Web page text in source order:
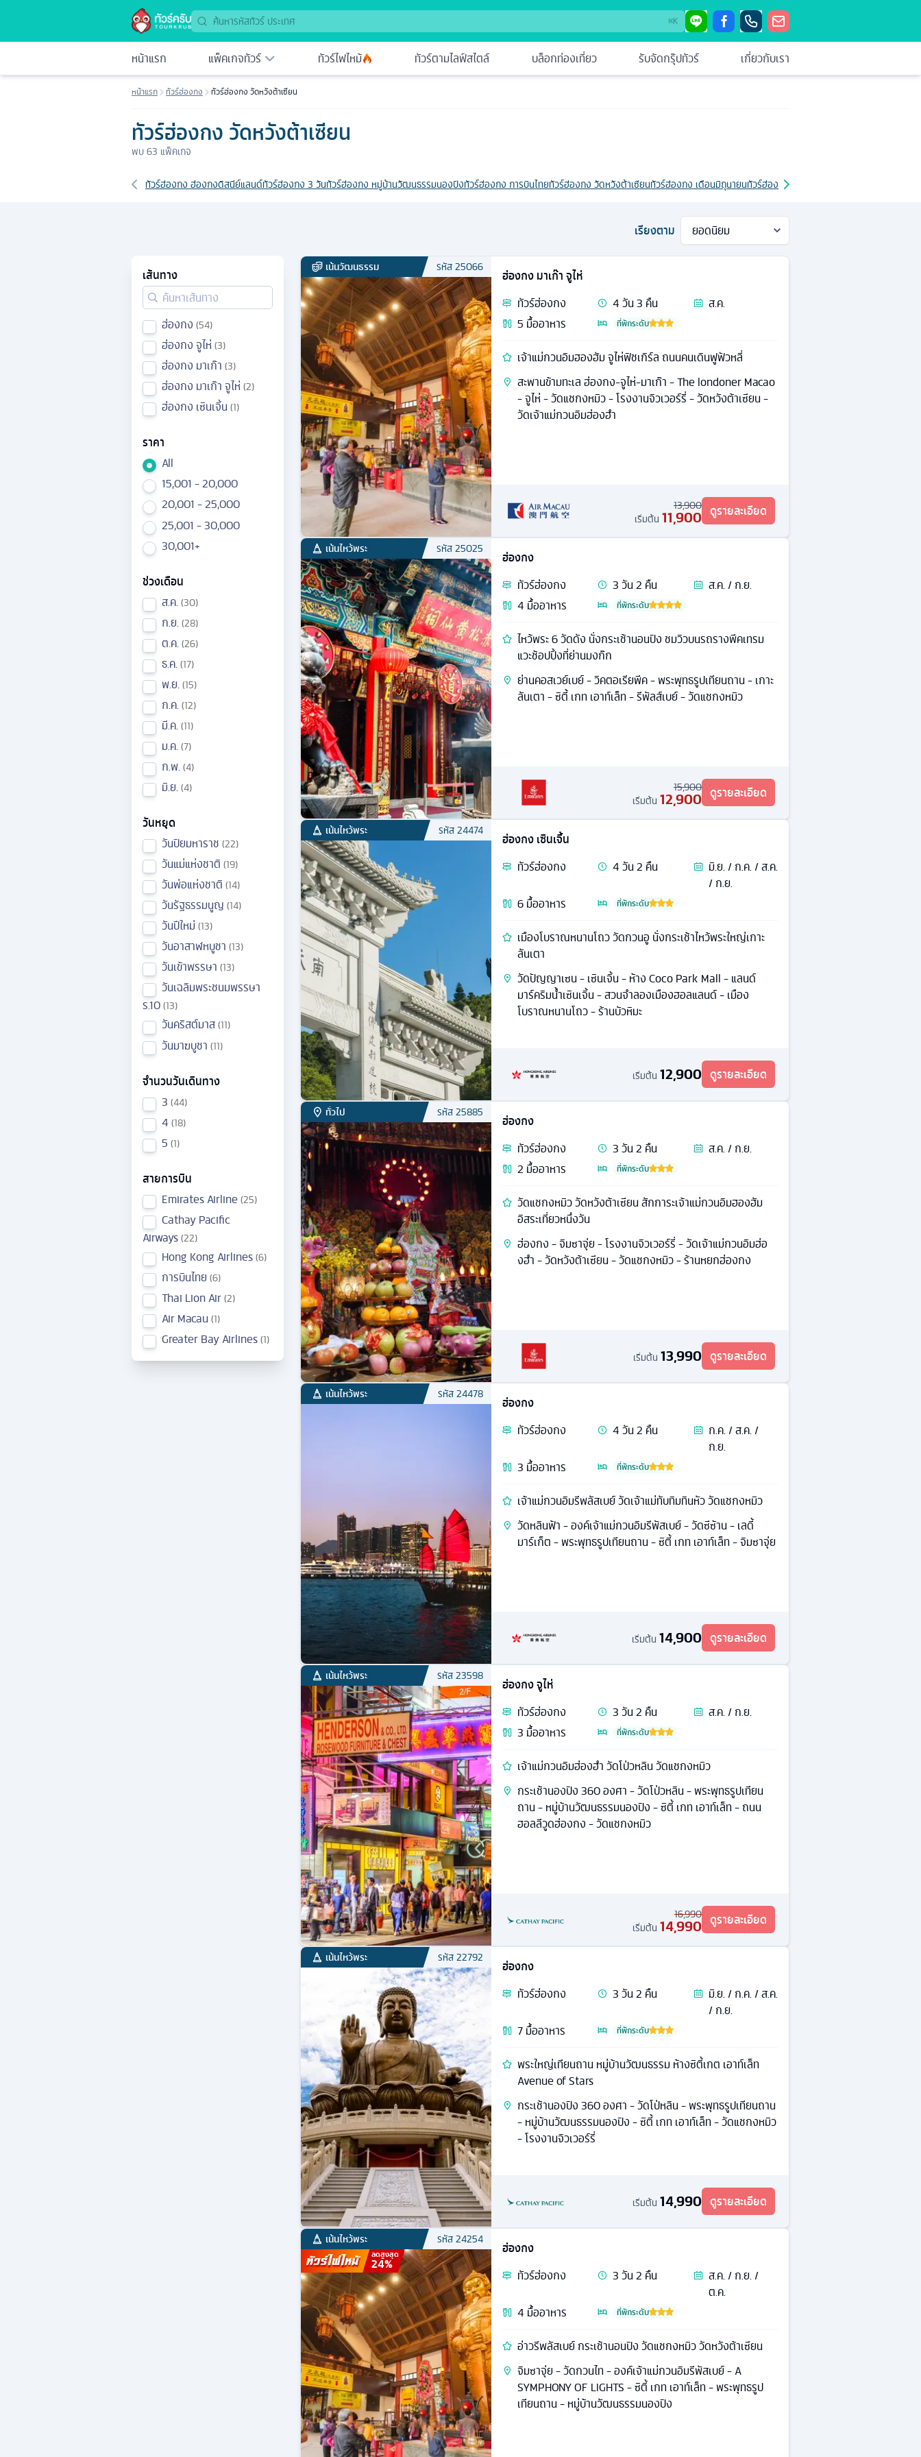
⌘K
หน้าแรก แพ็คเกจทัวร์ ทัวร์ไฟไหม้ ทัวร์ตามไลฟ์สไตล์ บล็อกท่องเที่ยว รับจัดกรุ๊ปทัวร์ เกี่ยวกับเรา
หน้าแรก ทัวร์ฮ่องกง ทัวร์ฮ่องกง วัดหวังต้าเซียน
ทัวร์ฮ่องกง วัดหวังต้าเซียน
พบ63 แพ็คเกจ
เส้นทางที่เกี่ยวข้อง
ทัวร์ฮ่องกง ฮ่องกงดิสนีย์แลนด์ทัวร์ฮ่องกง 3 วันทัวร์ฮ่องกง หมู่บ้านวัฒนธรรมนองปิงทัวร์ฮ่องกง การบินไทยทัวร์ฮ่องกง วัดหวังต้าเซียนทัวร์ฮ่องกง เดือนมิถุนายนทัวร์ฮ่องกง เดือนพฤษภาคม
เรียงตาม
เส้นทาง
ฮ่องกง 54
ฮ่องกง จูไห่ 3
ฮ่องกง มาเก๊า 3
ฮ่องกง มาเก๊า จูไห่ 2
ฮ่องกง เซินเจิ้น 1
ราคา
All
15,001 - 20,000
20,001 - 25,000
25,001 - 30,000
30,001+
ช่วงเดือน
ส.ค. 30
ก.ย. 28
ต.ค. 26
ธ.ค. 17
พ.ย. 15
ก.ค. 12
มี.ค. 11
ม.ค. 7
ก.พ. 4
มิ.ย. 4
วันหยุด
วันปิยมหาราช 22
วันแม่แห่งชาติ 19
วันพ่อแห่งชาติ 14
วันรัฐธรรมนูญ 14
วันปีใหม่ 13
วันอาสาฬหบูชา 13
วันเข้าพรรษา 13
วันเฉลิมพระชนมพรรษา
ร.10 13
วันคริสต์มาส 11
วันมาฆบูชา 11
จำนวนวันเดินทาง
3 44
4 18
5 1
สายการบิน
Emirates Airline 25
Cathay Pacific
Airways 22
Hong Kong Airlines 6
การบินไทย 6
Thai Lion Air 2
Air Macau 1
Greater Bay Airlines 1
เน้นวัฒนธรรม รหัส25066
ฮ่องกง มาเก๊า จูไห่
ทัวร์ฮ่องกง 4วัน3 คืน
ส.ค.
5 มื้ออาหาร ที่พักระดับ
เจ้าแม่กวนอิมฮองฮัม จูไห่ฟิชเกิร์ล ถนนคนเดินฟูฟัวหลี่
สะพานข้ามทะเล ฮ่องกง-จูไห่-มาเก๊า - The londoner Macao
- จูไห่ - วัดแชกงหมิว - โรงงานจิวเวอร์รี่ - วัดหวังต้าเซียน -
วัดเจ้าแม่กวนอิมฮ่องฮำ
13,900
เริ่มต้น 11,900 ดูรายละเอียด
เน้นไหว้พระ รหัส25025
ฮ่องกง
ทัวร์ฮ่องกง 3วัน2 คืน
ส.ค. / ก.ย.
4 มื้ออาหาร ที่พักระดับ
ไหว้พระ 6 วัดดัง นั่งกระเช้านอนปิง ชมวิวบนรถรางพีคเทรม
แวะช้อปปิ้งที่ย่านมงก๊ก
ย่านคอสเวย์เบย์ - วิคตอเรียพีค - พระพุทธรูปเทียนถาน - เกาะ
ลันเตา - ซิตี้ เกท เอาท์เล็ท - รีพัลส์เบย์ - วัดแชกงหมิว
15,900
เริ่มต้น 12,900 ดูรายละเอียด
เน้นไหว้พระ รหัส24474
ฮ่องกง เซินเจิ้น
ทัวร์ฮ่องกง 4วัน2 คืน
มิ.ย. / ก.ค. / ส.ค.
/ ก.ย.
6มื้ออาหาร ที่พักระดับ
เมืองโบราณหนานโถว วัดกวนอู นั่งกระเช้าไหว้พระใหญ่เกาะ
ลันเตา
วัดปัญญาเซน - เซินเจิ้น - ห้าง Coco Park Mall - แลนด์
มาร์คริมน้ำเซินเจิ้น - สวนจำลองเมืองฮอลแลนด์ - เมือง
โบราณหนานโถว - ร้านบัวหิมะ
เริ่มต้น 12,900 ดูรายละเอียด
ทั่วไป รหัส25885
ฮ่องกง
ทัวร์ฮ่องกง 3วัน2 คืน
ส.ค. / ก.ย.
2 มื้ออาหาร ที่พักระดับ
วัดแชกงหมิว วัดหวังต้าเซียน สักการะเจ้าแม่กวนอิมฮองฮัม
อิสระเที่ยวหนึ่งวัน
ฮ่องกง - จิมซาจุ่ย - โรงงานจิวเวอร์รี่ - วัดเจ้าแม่กวนอิมฮ่อ
งฮำ - วัดหวังต้าเซียน - วัดแชกงหมิว - ร้านหยกฮ่องกง
เริ่มต้น 13,990 ดูรายละเอียด
เน้นไหว้พระ รหัส24478
ฮ่องกง
ทัวร์ฮ่องกง 4วัน2 คืน
ก.ค. / ส.ค. /
ก.ย.
3 มื้ออาหาร ที่พักระดับ
เจ้าแม่กวนอิมรีพลัสเบย์ วัดเจ้าแม่ทับทิมทินหัว วัดแชกงหมิว
วัดหลินฟ้า - องค์เจ้าแม่กวนอิมรีพัสเบย์ - วัดซีซ้าน - เลดี้
มาร์เก็ต - พระพุทธรูปเทียนถาน - ซิตี้ เกท เอาท์เล็ท - จิมซาจุ่ย
เริ่มต้น 14,900 ดูรายละเอียด
เน้นไหว้พระ รหัส23598
ฮ่องกง จูไห่
ทัวร์ฮ่องกง 3วัน2 คืน
ส.ค. / ก.ย.
3 มื้ออาหาร ที่พักระดับ
เจ้าแม่กวนอิมฮ่องฮำ วัดโป่วหลิน วัดแชกงหมิว
กระเช้านองปิง 360 องศา - วัดโป่วหลิน - พระพุทธรูปเทียน
ถาน - หมู่บ้านวัฒนธรรมนองปิง - ซิตี้ เกท เอาท์เล็ท - ถนน
ฮอลลีวูดฮ่องกง - วัดแชกงหมิว
16,990
เริ่มต้น 14,990 ดูรายละเอียด
เน้นไหว้พระ รหัส22792
ฮ่องกง
ทัวร์ฮ่องกง 3วัน2 คืน
มิ.ย. / ก.ค. / ส.ค.
/ ก.ย.
7มื้ออาหาร ที่พักระดับ
พระใหญ่เทียนถาน หมู่บ้านวัฒนธรรม ห้างซิตี้เกต เอาท์เล็ท
Avenue of Stars
กระเช้านองปิง 360 องศา - วัดโป่หลิน - พระพุทธรูปเทียนถาน
- หมู่บ้านวัฒนธรรมนองปิง - ซิตี้ เกท เอาท์เล็ท - วัดแชกงหมิว
- โรงงานจิวเวอร์รี่
เริ่มต้น 14,990 ดูรายละเอียด
เน้นไหว้พระ รหัส24254
ลดสูงสุด
24%
ฮ่องกง
ทัวร์ฮ่องกง 3วัน2 คืน
ส.ค. / ก.ย. /
ต.ค.
4 มื้ออาหาร ที่พักระดับ
อ่าวรีพลัสเบย์ กระเช้านอนปิง วัดแชกงหมิว วัดหวังต้าเซียน
จิมซาจุ่ย - วัดกวนไท - องค์เจ้าแม่กวนอิมรีพัสเบย์ - A
SYMPHONY OF LIGHTS - ซิตี้ เกท เอาท์เล็ท - พระพุทธรูป
เทียนถาน - หมู่บ้านวัฒนธรรมนองปิง